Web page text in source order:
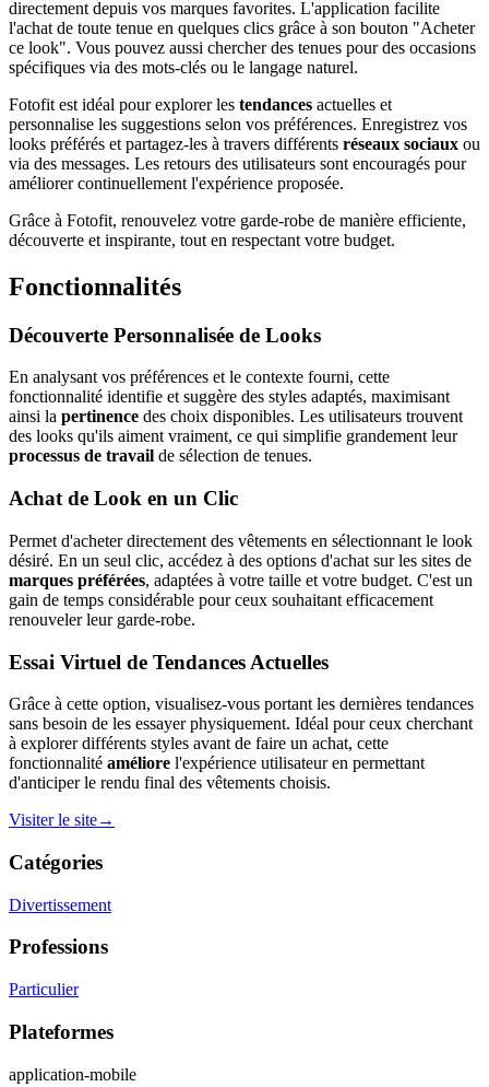
directement depuis vos marques favorites. L'application facilite
l'achat de toute tenue en quelques clics grâce à son bouton "Acheter
ce look". Vous pouvez aussi chercher des tenues pour des occasions
spécifiques via des mots-clés ou le langage naturel.
Fotofit est idéal pour explorer les tendances actuelles et
personnalise les suggestions selon vos préférences. Enregistrez vos
looks préférés et partagez-les à travers différents réseaux sociaux ou
via des messages. Les retours des utilisateurs sont encouragés pour
améliorer continuellement l'expérience proposée.
Grâce à Fotofit, renouvelez votre garde-robe de manière efficiente,
découverte et inspirante, tout en respectant votre budget.
Fonctionnalités
Découverte Personnalisée de Looks
En analysant vos préférences et le contexte fourni, cette
fonctionnalité identifie et suggère des styles adaptés, maximisant
ainsi la pertinence des choix disponibles. Les utilisateurs trouvent
des looks qu'ils aiment vraiment, ce qui simplifie grandement leur
processus de travail de sélection de tenues.
Achat de Look en un Clic
Permet d'acheter directement des vêtements en sélectionnant le look
désiré. En un seul clic, accédez à des options d'achat sur les sites de
marques préférées, adaptées à votre taille et votre budget. C'est un
gain de temps considérable pour ceux souhaitant efficacement
renouveler leur garde-robe.
Essai Virtuel de Tendances Actuelles
Grâce à cette option, visualisez-vous portant les dernières tendances
sans besoin de les essayer physiquement. Idéal pour ceux cherchant
à explorer différents styles avant de faire un achat, cette
fonctionnalité améliore l'expérience utilisateur en permettant
d'anticiper le rendu final des vêtements choisis.
Visiter le site→
Catégories
Divertissement
Professions
Particulier
Plateformes
application-mobile